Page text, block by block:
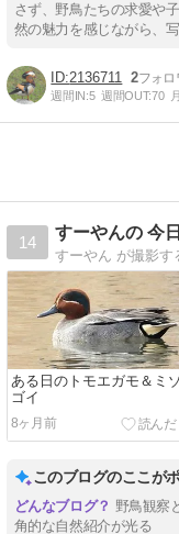
さず、野鳥たちの求愛や
然の魅力を感じながら、
2136711 2
週間IN:5 週間OUT:70
14
すーやんの 今
ある日のトモエガモ＆ミ
ゴイ
8ヶ月前
このブログのここが
野鳥観察
角的な自然紹介が光る